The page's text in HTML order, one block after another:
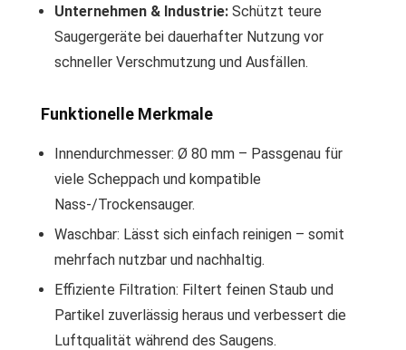
Unternehmen & Industrie: Schützt teure
Saugergeräte bei dauerhafter Nutzung vor
schneller Verschmutzung und Ausfällen.
Funktionelle Merkmale
Innendurchmesser: Ø 80 mm – Passgenau für
viele Scheppach und kompatible
Nass-/Trockensauger.
Waschbar: Lässt sich einfach reinigen – somit
mehrfach nutzbar und nachhaltig.
Effiziente Filtration: Filtert feinen Staub und
Partikel zuverlässig heraus und verbessert die
Luftqualität während des Saugens.